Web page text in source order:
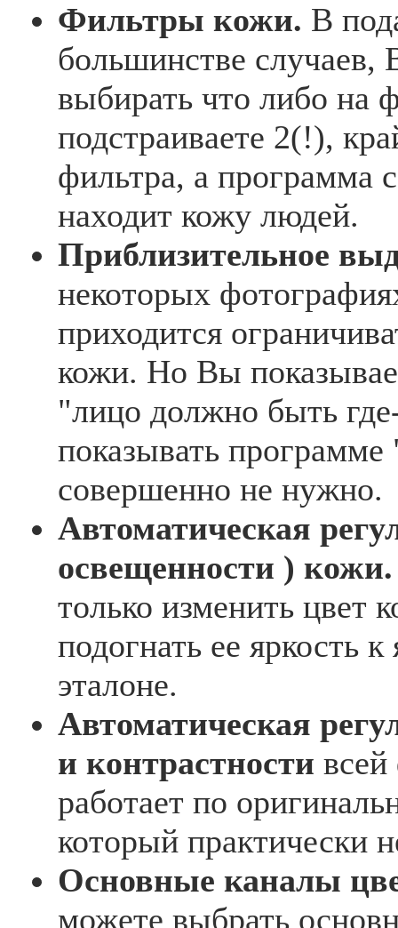
Фильтры кожи. В
большинстве
выбирать что либо на
подстраиваете 2(!),
фильтра, а программа
находит кожу людей.
Приблизительное
некоторых
приходится
кожи. Но Вы
"лицо должно быть
показывать
совершенно не нужно.
Автоматическая
освещенности ) кожи.
только изменить цвет
подогнать ее яркость к
эталоне.
Автоматическая
и контрастности
работает по
который практически
Основные каналы
можете выбрать